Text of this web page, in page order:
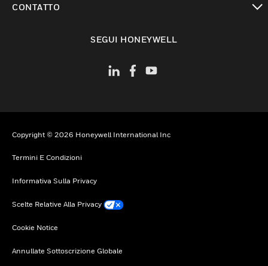
CONTATTO
SEGUI HONEYWELL
Copyright © 2026 Honeywell International Inc
Termini E Condizioni
Informativa Sulla Privacy
Scelte Relative Alla Privacy
Cookie Notice
Annullate Sottoscrizione Globale